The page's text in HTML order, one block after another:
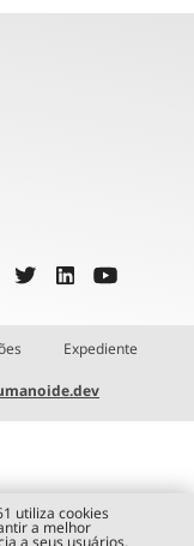
Expediente
utiliza cookies
a melhor